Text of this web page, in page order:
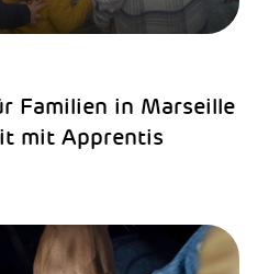
Familien in Marseille
mit Apprentis